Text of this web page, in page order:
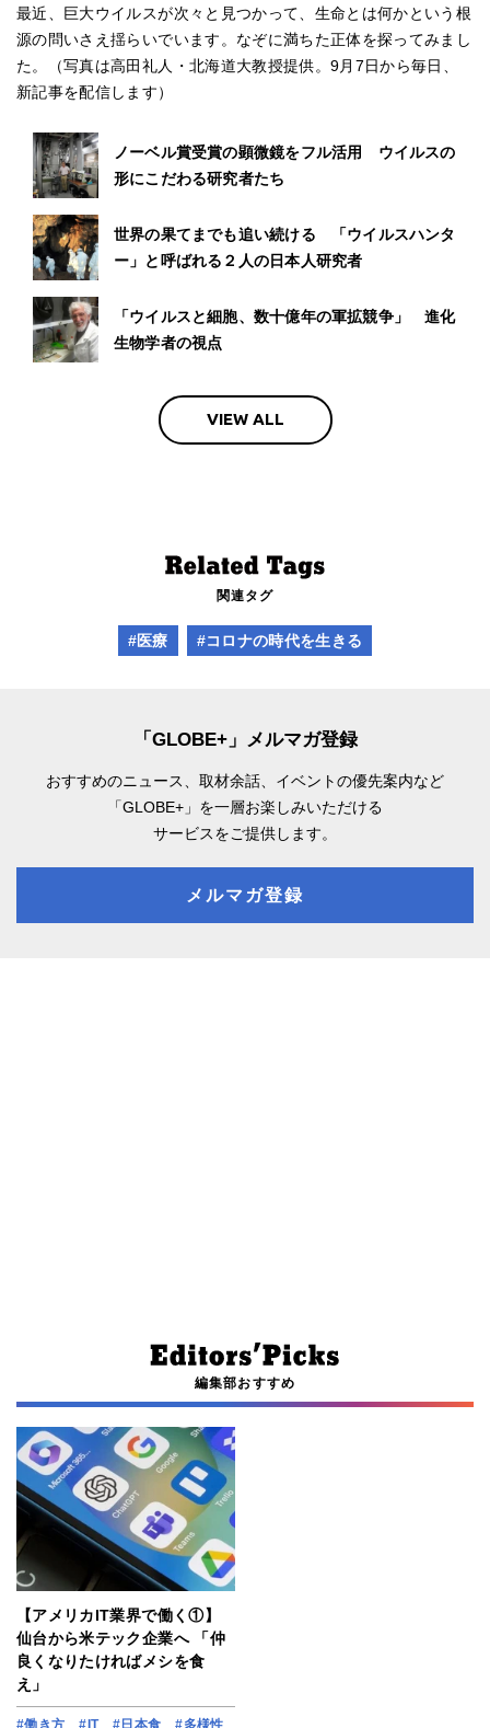
最近、巨大ウイルスが次々と見つかって、生命とは何かという根
源の問いさえ揺らいでいます。なぞに満ちた正体を探ってみまし
た。（写真は高田礼人・北海道大教授提供。9月7日から毎日、
新記事を配信します）
ノーベル賞受賞の顕微鏡をフル活用 ウイルスの
形にこだわる研究者たち
世界の果てまでも追い続ける 「ウイルスハンタ
ー」と呼ばれる２人の日本人研究者
「ウイルスと細胞、数十億年の軍拡競争」 進化
生物学者の視点
VIEW ALL
関連タグ
#医療 #コロナの時代を生きる
「GLOBE+」メルマガ登録
おすすめのニュース、取材余話、 イベントの優先案内など
「GLOBE+」を一層お楽しみいただける
サービスをご提供します。
メルマガ登録
編集部おすすめ
【アメリカIT業界で働く①】
仙台から米テック企業へ 「仲
良くなりたければメシを食
え」
#働き方 #IT #日本食 #多様性